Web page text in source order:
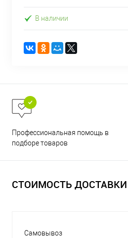
В наличии
Профессиональная помощь в
подборе товаров
СТОИМОСТЬ ДОСТАВКИ
Самовывоз